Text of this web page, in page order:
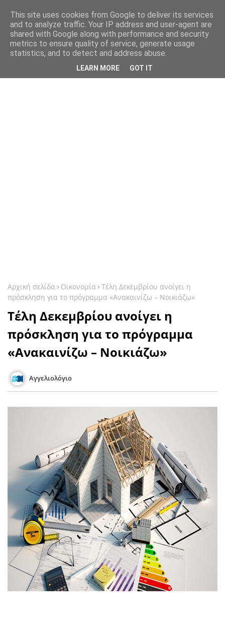
Αρχική σελίδα Οικονομία Τέλη Δεκεμβρίου ανοίγει η
πρόσκληση για το πρόγραμμα «Ανακαινίζω – Νοικιάζω»
Τέλη Δεκεμβρίου ανοίγει η
πρόσκληση για το πρόγραμμα
«Ανακαινίζω – Νοικιάζω»
Αγγελιολόγιο
This site uses cookies from Google to deliver its services
and to analyze traffic. Your IP address and user-agent are
shared with Google along with performance and security
metrics to ensure quality of service, generate usage
statistics, and to detect and address abuse.
LEARN MORE GOT IT